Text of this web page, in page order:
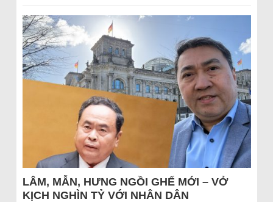
LÂM, MẪN, HƯNG NGỒI GHẾ MỚI – VỞ
KỊCH NGHÌN TỶ VỚI NHÂN DÂN